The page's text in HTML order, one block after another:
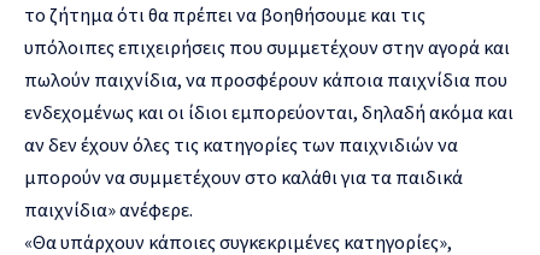
το ζήτημα ότι θα πρέπει να βοηθήσουμε και τις
υπόλοιπες επιχειρήσεις που συμμετέχουν στην αγορά και
πωλούν παιχνίδια, να προσφέρουν κάποια παιχνίδια που
ενδεχομένως και οι ίδιοι εμπορεύονται, δηλαδή ακόμα και
αν δεν έχουν όλες τις κατηγορίες των παιχνιδιών να
μπορούν να συμμετέχουν στο καλάθι για τα παιδικά
παιχνίδια» ανέφερε.
«Θα υπάρχουν κάποιες συγκεκριμένες κατηγορίες»,